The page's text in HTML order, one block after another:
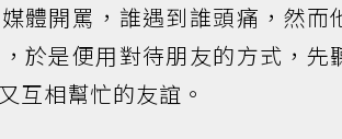
體開罵，誰遇到誰頭痛，然
於是便用對待朋友的方式，先
互相幫忙的友誼。